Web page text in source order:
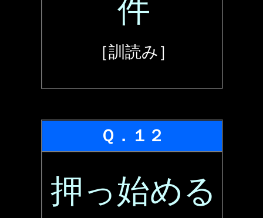
件
［訓読み］
Ｑ．１２
押っ始める